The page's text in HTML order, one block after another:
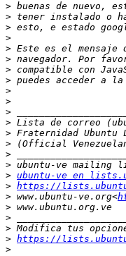
>
>
>
>
>
>
>
>
>
>
>
>
>
>
>
>
> ubuntu-ve en
> https://
> www.ubuntu-ve.org<
>
>
>
> https://
>